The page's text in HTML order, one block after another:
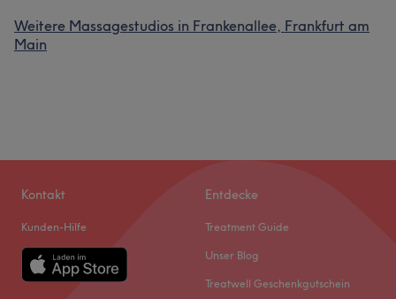
Weitere Massagestudios in Frankenallee, Frankfurt am
Main
Kontakt
Kunden-Hilfe
Entdecke
Treatment Guide
Unser Blog
Treatwell Geschenkgutschein